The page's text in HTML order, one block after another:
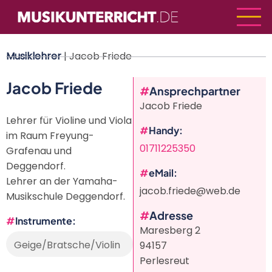
zum
Inhalt
Musiklehrer| Jacob Friede
Jacob Friede
Lehrer für Violine und Viola
im Raum Freyung-
Grafenau und
Deggendorf.
Lehrer an der Yamaha-
Musikschule Deggendorf.
Instrumente
Geige/Bratsche/Violin
Ansprechpartner
Jacob Friede
Handy
01711225350
eMail
jacob.friede@web.de
Adresse
Maresberg 2
94157
Perlesreut